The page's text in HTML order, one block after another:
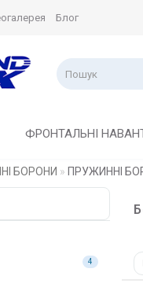
Блог
ФРОНТАЛЬНІ
БОРОНИ ПРУЖИННІ
4